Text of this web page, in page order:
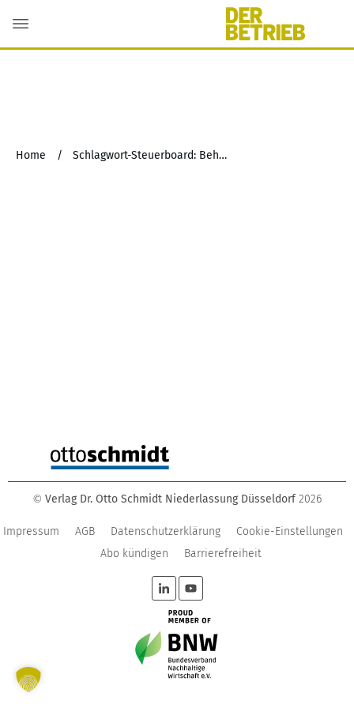
Home / Schlagwort-Steuerboard: Behaltensfristen
© Verlag Dr. Otto Schmidt Niederlassung Düsseldorf 2026
Impressum AGB Datenschutzerklärung
Cookie-Einstellungen
Abo kündigen
Barrierefreiheit